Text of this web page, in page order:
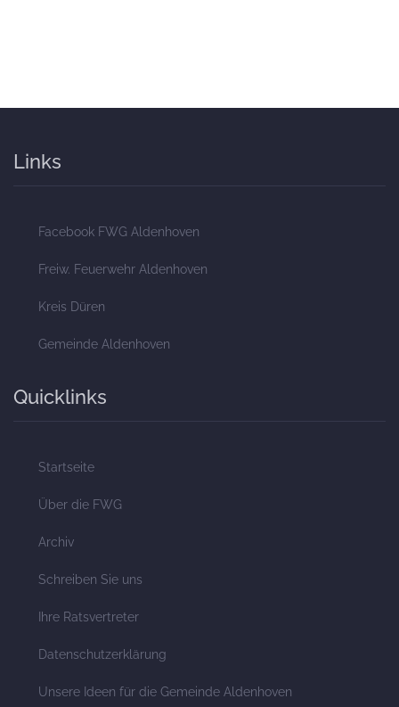
Links
Facebook FWG Aldenhoven
Freiw. Feuerwehr Aldenhoven
Kreis Düren
Gemeinde Aldenhoven
Quicklinks
Startseite
Über die FWG
Archiv
Schreiben Sie uns
Ihre Ratsvertreter
Datenschutzerklärung
Unsere Ideen für die Gemeinde Aldenhoven